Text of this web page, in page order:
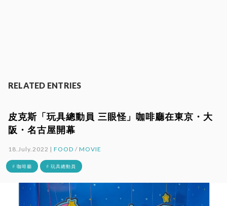
RELATED ENTRIES
皮克斯「玩具總動員 三眼怪」咖啡廳在東京・大
阪・名古屋開幕
18.July.2022 |FOOD /MOVIE
# 咖啡廳 # 玩具總動員